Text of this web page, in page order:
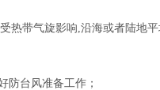
带气旋影响,沿海或者陆地平
台风准备工作；